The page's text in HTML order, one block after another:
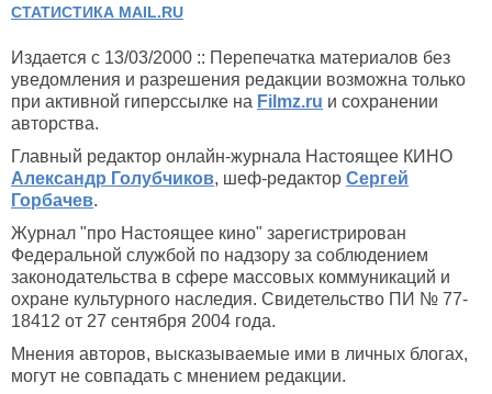
СТАТИСТИКА MAIL.RU
Издается с 13/03/2000 :: Перепечатка материалов без
уведомления и разрешения редакции возможна только
при активной гиперссылке на Filmz.ru и сохранении
авторства.
Главный редактор онлайн-журнала Настоящее КИНО
Александр Голубчиков, шеф-редактор Сергей
Горбачев.
Журнал "про Настоящее кино" зарегистрирован
Федеральной службой по надзору за соблюдением
законодательства в сфере массовых коммуникаций и
охране культурного наследия. Свидетельство ПИ № 77-
18412 от 27 сентября 2004 года.
Мнения авторов, высказываемые ими в личных блогах,
могут не совпадать с мнением редакции.